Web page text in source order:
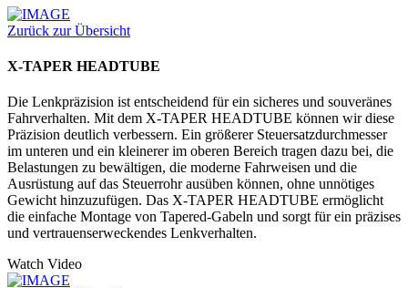
Zurück zur Übersicht
X-TAPER HEADTUBE
Die Lenkpräzision ist entscheidend für ein sicheres und souveränes
Fahrverhalten. Mit dem X-TAPER HEADTUBE können wir diese
Präzision deutlich verbessern. Ein größerer Steuersatzdurchmesser
im unteren und ein kleinerer im oberen Bereich tragen dazu bei, die
Belastungen zu bewältigen, die moderne Fahrweisen und die
Ausrüstung auf das Steuerrohr ausüben können, ohne unnötiges
Gewicht hinzuzufügen. Das X-TAPER HEADTUBE ermöglicht
die einfache Montage von Tapered-Gabeln und sorgt für ein präzises
und vertrauenserweckendes Lenkverhalten.
Watch Video